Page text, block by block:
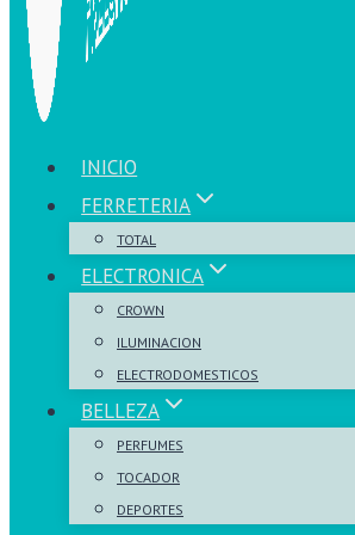
INICIO
FERRETERIA
TOTAL
ELECTRONICA
CROWN
ILUMINACION
ELECTRODOMESTICOS
BELLEZA
PERFUMES
TOCADOR
DEPORTES